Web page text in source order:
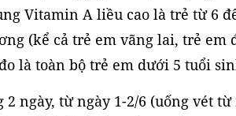
Vitamin A liều cao là trẻ từ 6
(kể cả trẻ em vãng lai, trẻ em
là toàn bộ trẻ em dưới 5 tuổi
ngày, từ ngày 1-2/6 (uống vét